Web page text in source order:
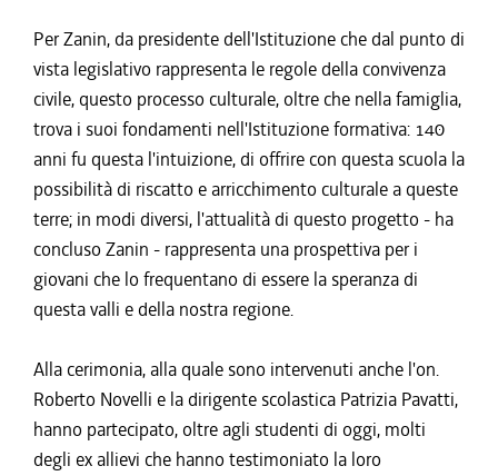
Per Zanin, da presidente dell'Istituzione che dal punto di
vista legislativo rappresenta le regole della convivenza
civile, questo processo culturale, oltre che nella famiglia,
trova i suoi fondamenti nell'Istituzione formativa: 140
anni fu questa l'intuizione, di offrire con questa scuola la
possibilità di riscatto e arricchimento culturale a queste
terre; in modi diversi, l'attualità di questo progetto - ha
concluso Zanin - rappresenta una prospettiva per i
giovani che lo frequentano di essere la speranza di
questa valli e della nostra regione.
Alla cerimonia, alla quale sono intervenuti anche l'on.
Roberto Novelli e la dirigente scolastica Patrizia Pavatti,
hanno partecipato, oltre agli studenti di oggi, molti
degli ex allievi che hanno testimoniato la loro